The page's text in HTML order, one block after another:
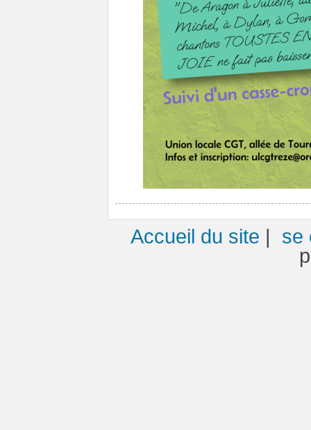
Accueil du site | se